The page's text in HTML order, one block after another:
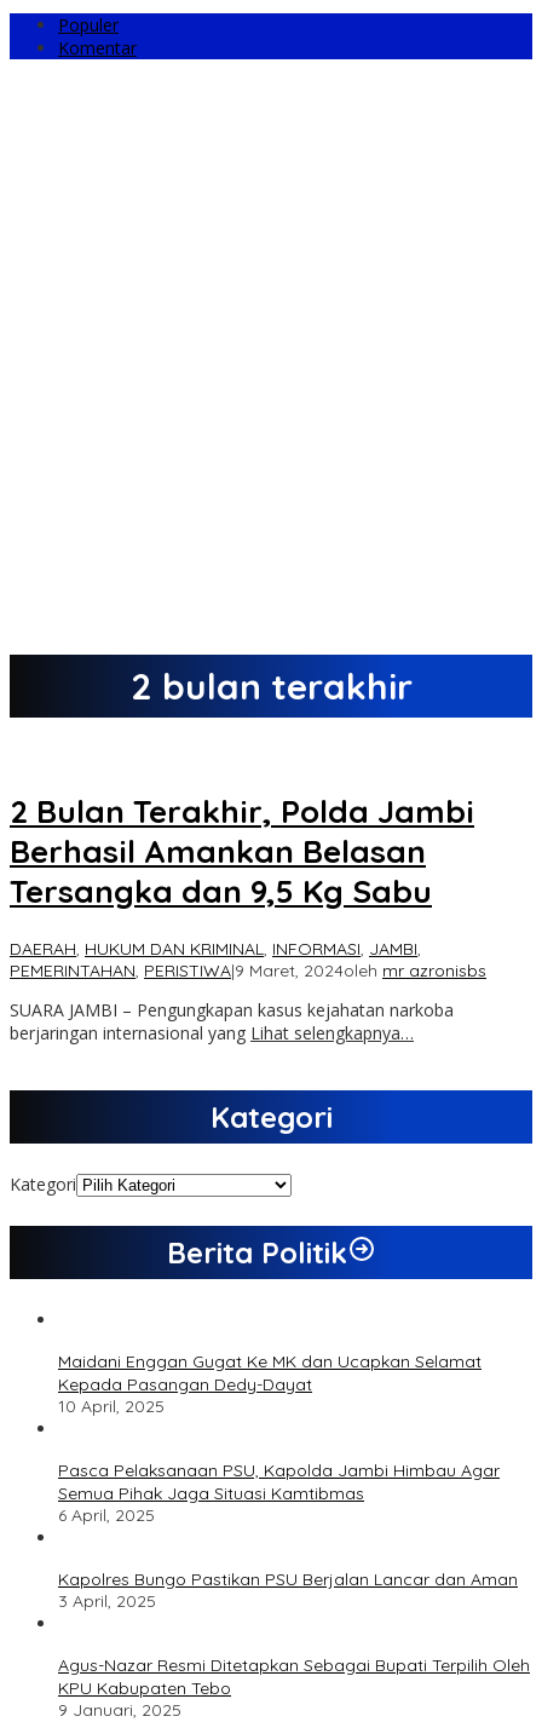
Populer
Komentar
2 bulan terakhir
2 Bulan Terakhir, Polda Jambi
Berhasil Amankan Belasan
Tersangka dan 9,5 Kg Sabu
DAERAH, HUKUM DAN KRIMINAL, INFORMASI, JAMBI,
PEMERINTAHAN, PERISTIWA|9 Maret, 2024oleh mr azronisbs
SUARA JAMBI – Pengungkapan kasus kejahatan narkoba
berjaringan internasional yang Lihat selengkapnya…
Kategori
Kategori
Berita Politik
Maidani Enggan Gugat Ke MK dan Ucapkan Selamat
Kepada Pasangan Dedy-Dayat
10 April, 2025
Pasca Pelaksanaan PSU, Kapolda Jambi Himbau Agar
Semua Pihak Jaga Situasi Kamtibmas
6 April, 2025
Kapolres Bungo Pastikan PSU Berjalan Lancar dan Aman
3 April, 2025
Agus-Nazar Resmi Ditetapkan Sebagai Bupati Terpilih Oleh
KPU Kabupaten Tebo
9 Januari, 2025